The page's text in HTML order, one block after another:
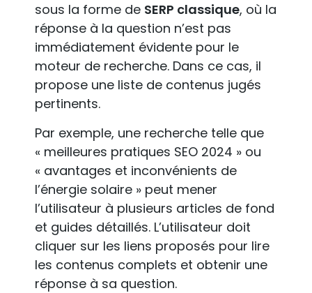
sous la forme de SERP classique, où la
réponse à la question n’est pas
immédiatement évidente pour le
moteur de recherche. Dans ce cas, il
propose une liste de contenus jugés
pertinents.
Par exemple, une recherche telle que
« meilleures pratiques SEO 2024 » ou
« avantages et inconvénients de
l’énergie solaire » peut mener
l’utilisateur à plusieurs articles de fond
et guides détaillés. L’utilisateur doit
cliquer sur les liens proposés pour lire
les contenus complets et obtenir une
réponse à sa question.